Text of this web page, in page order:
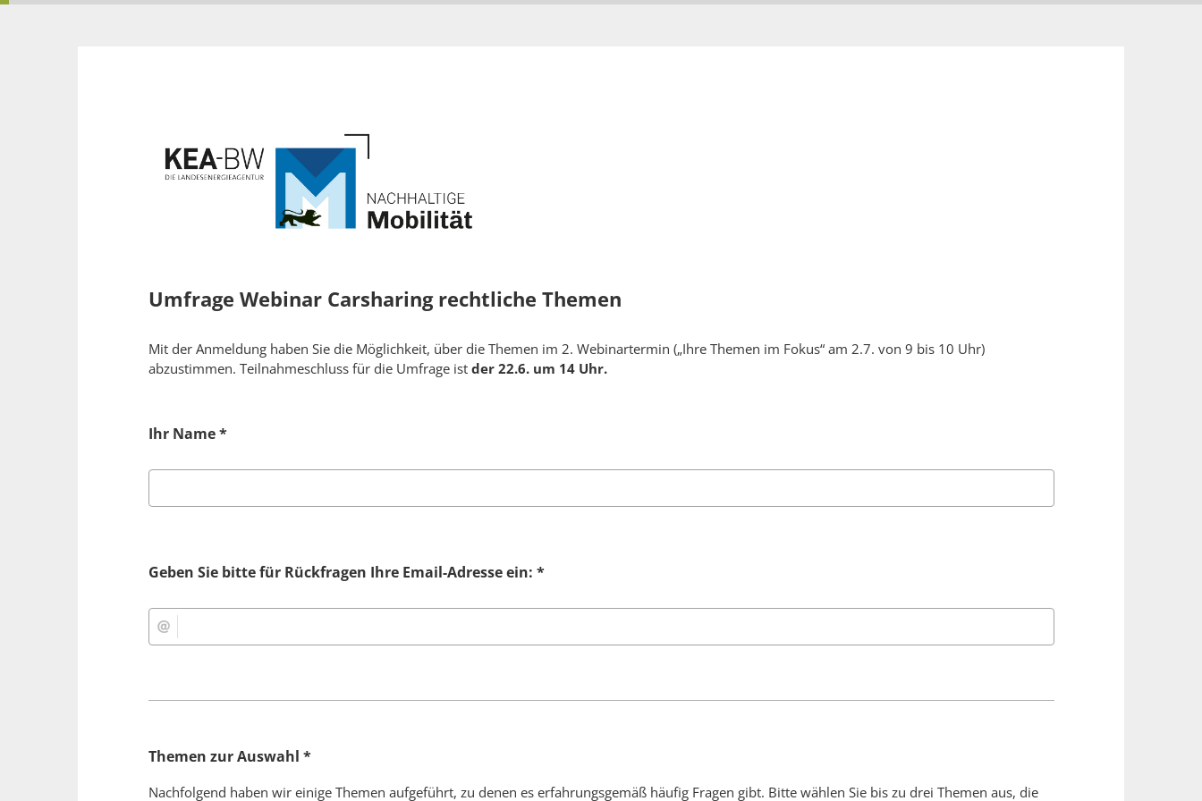
Umfrage Webinar Carsharing rechtliche Themen
Mit der Anmeldung haben Sie die Möglichkeit, über die Themen im 2. Webinartermin („Ihre Themen im Fokus“ am 2.7. von 9 bis 10 Uhr)
abzustimmen. Teilnahmeschluss für die Umfrage istder 22.6. um 14 Uhr.
Ihr Name*
Geben Sie bitte für Rückfragen Ihre Email-Adresse ein: *
Themen zur Auswahl *
Nachfolgend haben wir einige Themen aufgeführt, zu denen es erfahrungsgemäß häufig Fragen gibt. Bitte wählen Sie bis zu drei Themen aus, die